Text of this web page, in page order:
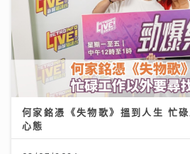
何家銘憑《失物歌》搵到人生 忙
心態